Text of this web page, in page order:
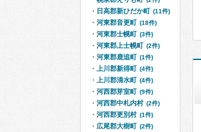
日高郡新ひだか町 (11件)
河東郡音更町 (18件)
河東郡士幌町 (3件)
河東郡上士幌町 (2件)
河東郡鹿追町 (1件)
上川郡新得町 (4件)
上川郡清水町 (4件)
河西郡芽室町 (9件)
河西郡中札内村 (2件)
河西郡更別村 (1件)
広尾郡大樹町 (2件)